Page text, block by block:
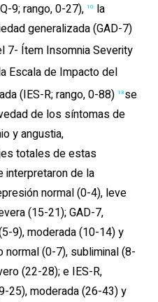
9; rango, 0-27), 10 la
generalizada (GAD-7)
7- Ítem ​​Insomnia Severity
Escala de Impacto del
(IES-R; rango, 0-88) 13se
de los síntomas de
y angustia,
totales de estas
interpretaron de la
normal (0-4), leve
(15-21); GAD-7,
9), moderada (10-14) y
normal (0-7), subliminal (8-
(22-28); e IES-R,
25), moderada (26-43) y